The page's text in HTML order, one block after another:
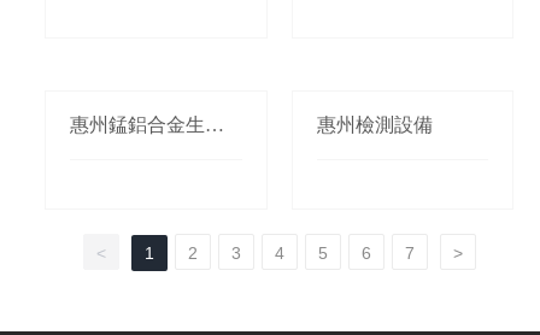
惠州錳鋁合金生產(c
惠州檢測設備
< 1 2 3 4 5 6 7 >